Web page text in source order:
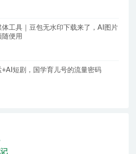
体工具｜豆包无水印下载来了，AI图片
随便用
+AI短剧，国学育儿号的流量密码